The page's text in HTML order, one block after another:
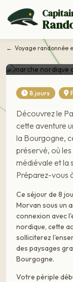
Voyage randonnée
Voyage
marche
portes du
8 jours
Découvrez le
cette aventure
la Bourgogne,
préservé, où
médiévale et la
Préparez-vous
Ce séjour de 8
Morvan sous un
connexion avec
nordique, cette
solliciterez
des paysages
Bourgogne.
Votre périple